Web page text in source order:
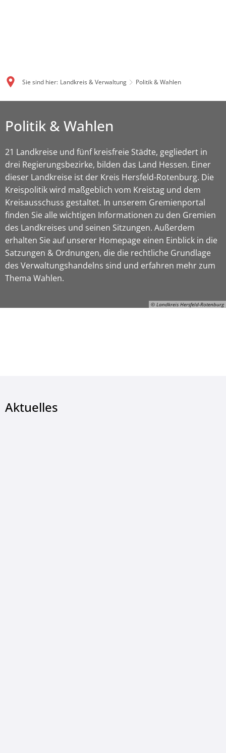
Sie sind hier: Landkreis & Verwaltung Politik & Wahlen
© Landkreis Hersfeld-Rotenburg
Politik & Wahlen
21 Landkreise und fünf kreisfreie Städte, gegliedert in
drei Regierungsbezirke, bilden das Land Hessen. Einer
dieser Landkreise ist der Kreis Hersfeld-Rotenburg. Die
Kreispolitik wird maßgeblich vom Kreistag und dem
Kreisausschuss gestaltet. In unserem Gremienportal
finden Sie alle wichtigen Informationen zu den Gremien
des Landkreises und seinen Sitzungen. Außerdem
erhalten Sie auf unserer Homepage einen Einblick in die
Satzungen & Ordnungen, die die rechtliche Grundlage
des Verwaltungshandelns sind und erfahren mehr zum
Thema Wahlen.
Aktuelles